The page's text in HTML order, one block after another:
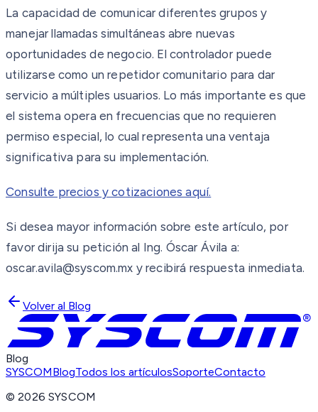
La capacidad de comunicar diferentes grupos y
manejar llamadas simultáneas abre nuevas
oportunidades de negocio. El controlador puede
utilizarse como un repetidor comunitario para dar
servicio a múltiples usuarios. Lo más importante es que
el sistema opera en frecuencias que no requieren
permiso especial, lo cual representa una ventaja
significativa para su implementación.
Consulte precios y cotizaciones aquí.
Si desea mayor información sobre este artículo, por
favor dirija su petición al Ing. Óscar Ávila a:
oscar.avila@syscom.mx y recibirá respuesta inmediata.
Volver al Blog
Blog
SYSCOMBlogTodos los artículosSoporteContacto
©2026 SYSCOM